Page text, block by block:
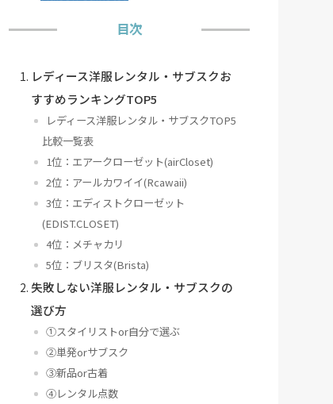
レギュラープラン：無制限
プロスタイリングプラン：1回/月
インフィニティプロスタイリングプラン：無制限
プロラグジュアリープラン：無制限
目次
レディース洋服レンタル・サブスクお
すすめランキングTOP5
レディース洋服レンタル・サブスクTOP5
比較一覧表
1位：エアークローゼット(airCloset)
2位：アールカワイイ(Rcawaii)
3位：エディストクローゼット
(EDIST.CLOSET)
4位：メチャカリ
5位：ブリスタ(Brista)
失敗しない洋服レンタル・サブスクの
選び方
①スタイリストor自分で選ぶ
②単発orサブスク
③新品or古着
④レンタル点数